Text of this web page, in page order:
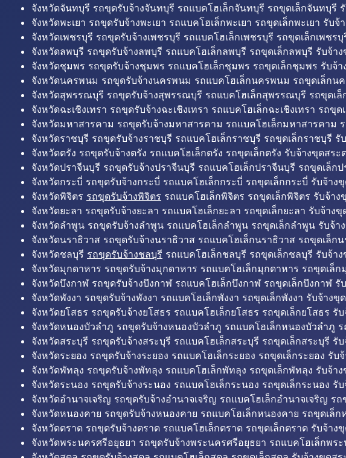
จังหวัดจันทบุรี รถขุดรับจ้างจันทบุรี รถแบคโฮเล็กจันทบุรี รถขุดเล็กจันทบุรี
จังหวัดพะเยา รถขุดรับจ้างพะเยา รถแบคโฮเล็กพะเยา รถขุดเล็กพะเยา รับ
จังหวัดเพชรบุรี รถขุดรับจ้างเพชรบุรี รถแบคโฮเล็กเพชรบุรี รถขุดเล็กเพชร
จังหวัดลพบุรี รถขุดรับจ้างลพบุรี รถแบคโฮเล็กลพบุรี รถขุดเล็กลพบุรี รับจ้า
จังหวัดชุมพร รถขุดรับจ้างชุมพร รถแบคโฮเล็กชุมพร รถขุดเล็กชุมพร รับจ้
จังหวัดนครพนม รถขุดรับจ้างนครพนม รถแบคโฮเล็กนครพนม รถขุดเล็ก
จังหวัดสุพรรณบุรี รถขุดรับจ้างสุพรรณบุรี รถแบคโฮเล็กสุพรรณบุรี รถขุด
จังหวัดฉะเชิงเทรา รถขุดรับจ้างฉะเชิงเทรา รถแบคโฮเล็กฉะเชิงเทรา รถขุ
จังหวัดมหาสารคาม รถขุดรับจ้างมหาสารคาม รถแบคโฮเล็กมหาสารคา
จังหวัดราชบุรี รถขุดรับจ้างราชบุรี รถแบคโฮเล็กราชบุรี รถขุดเล็กราชบุรี
จังหวัดตรัง รถขุดรับจ้างตรัง รถแบคโฮเล็กตรัง รถขุดเล็กตรัง รับจ้างขุดสระ
จังหวัดปราจีนบุรี รถขุดรับจ้างปราจีนบุรี รถแบคโฮเล็กปราจีนบุรี รถขุดเล็
จังหวัดกระบี่ รถขุดรับจ้างกระบี่ รถแบคโฮเล็กกระบี่ รถขุดเล็กกระบี่ รับจ้าง
จังหวัดพิจิตร รถขุดรับจ้างพิจิตร รถแบคโฮเล็กพิจิตร รถขุดเล็กพิจิตร รับจ้า
จังหวัดยะลา รถขุดรับจ้างยะลา รถแบคโฮเล็กยะลา รถขุดเล็กยะลา รับจ้าง
จังหวัดลำพูน รถขุดรับจ้างลำพูน รถแบคโฮเล็กลำพูน รถขุดเล็กลำพูน รับจ้
จังหวัดนราธิวาส รถขุดรับจ้างนราธิวาส รถแบคโฮเล็กนราธิวาส รถขุดเล็
จังหวัดชลบุรี รถขุดรับจ้างชลบุรี รถแบคโฮเล็กชลบุรี รถขุดเล็กชลบุรี รับจ้า
จังหวัดมุกดาหาร รถขุดรับจ้างมุกดาหาร รถแบคโฮเล็กมุกดาหาร รถขุดเล็
จังหวัดบึงกาฬ รถขุดรับจ้างบึงกาฬ รถแบคโฮเล็กบึงกาฬ รถขุดเล็กบึงกาฬ
จังหวัดพังงา รถขุดรับจ้างพังงา รถแบคโฮเล็กพังงา รถขุดเล็กพังงา รับจ้างขุ
จังหวัดยโสธร รถขุดรับจ้างยโสธร รถแบคโฮเล็กยโสธร รถขุดเล็กยโสธร รั
จังหวัดหนองบัวลำภู รถขุดรับจ้างหนองบัวลำภู รถแบคโฮเล็กหนองบัวลำภู
จังหวัดสระบุรี รถขุดรับจ้างสระบุรี รถแบคโฮเล็กสระบุรี รถขุดเล็กสระบุรี รั
จังหวัดระยอง รถขุดรับจ้างระยอง รถแบคโฮเล็กระยอง รถขุดเล็กระยอง รับ
จังหวัดพัทลุง รถขุดรับจ้างพัทลุง รถแบคโฮเล็กพัทลุง รถขุดเล็กพัทลุง รับจ้า
จังหวัดระนอง รถขุดรับจ้างระนอง รถแบคโฮเล็กระนอง รถขุดเล็กระนอง รั
จังหวัดอำนาจเจริญ รถขุดรับจ้างอำนาจเจริญ รถแบคโฮเล็กอำนาจเจริญ
จังหวัดหนองคาย รถขุดรับจ้างหนองคาย รถแบคโฮเล็กหนองคาย รถขุดเล็
จังหวัดตราด รถขุดรับจ้างตราด รถแบคโฮเล็กตราด รถขุดเล็กตราด รับจ้าง
จังหวัดพระนครศรีอยุธยา รถขุดรับจ้างพระนครศรีอยุธยา รถแบคโฮเล็กพ